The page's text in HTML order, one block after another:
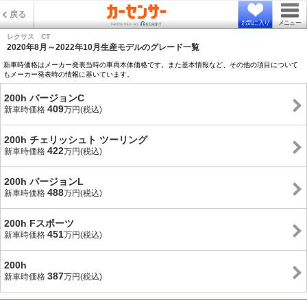
戻る
お気に入り メニュー
レクサス CT
2020年8月～2022年10月生産モデルのグレード一覧
新車時価格はメーカー発表当時の車両本体価格です。また基本情報など、その他の項目について
もメーカー発表時の情報に基いています。
200h バージョンC
新車時価格 409万円(税込)
200h チェリッシュト ツーリング
新車時価格 422万円(税込)
200h バージョンL
新車時価格 488万円(税込)
200h Fスポーツ
新車時価格 451万円(税込)
200h
新車時価格 387万円(税込)